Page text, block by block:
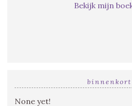
Bekijk mijn
binnenkort
None yet!